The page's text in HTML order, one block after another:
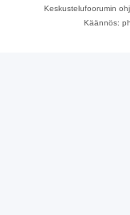
Keskustelufoorumin
Käännös: